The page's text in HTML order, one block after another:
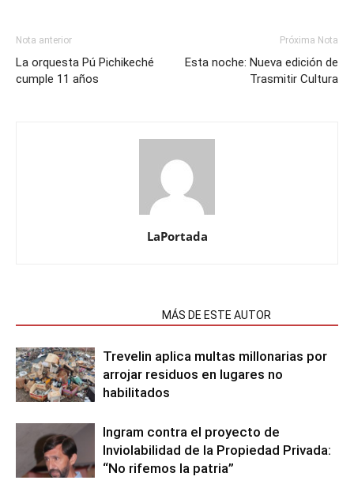
Nota anterior
La orquesta Pú Pichikeché
cumple 11 años
Próxima Nota
Esta noche: Nueva edición de
Trasmitir Cultura
LaPortada
MÁS DE ESTE AUTOR
Trevelin aplica multas millonarias por
arrojar residuos en lugares no
habilitados
Ingram contra el proyecto de
Inviolabilidad de la Propiedad Privada:
“No rifemos la patria”